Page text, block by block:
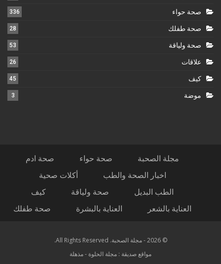
صحة حواء 336
صحة طفلك 28
صحة ولياقة 53
علاقات 26
كيف 45
موضة 3
مجلة الصحبة صحة حواء
صحة ادم
اخبار الصحة والطب
أكلات صحية
الطب البديل
صحة ولياقة
كيف
العناية بالشعر
العناية بالبشرة صحة طفلك
© 2026 - مجلة الصحبة. All Rights Reserved.
مواقع صديقة : مجلة الحلوة -مذهلة